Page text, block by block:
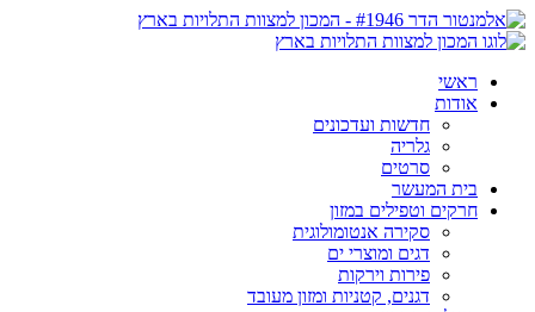
ראשי
אודות
חדשות ועדכונים
גלריה
סרטים
בית המעשר
חרקים וטפילים במזון
סקירה אנטומולוגית
דגים ומוצרי ים
פירות וירקות
דגנים, קטניות ומזון מעובד